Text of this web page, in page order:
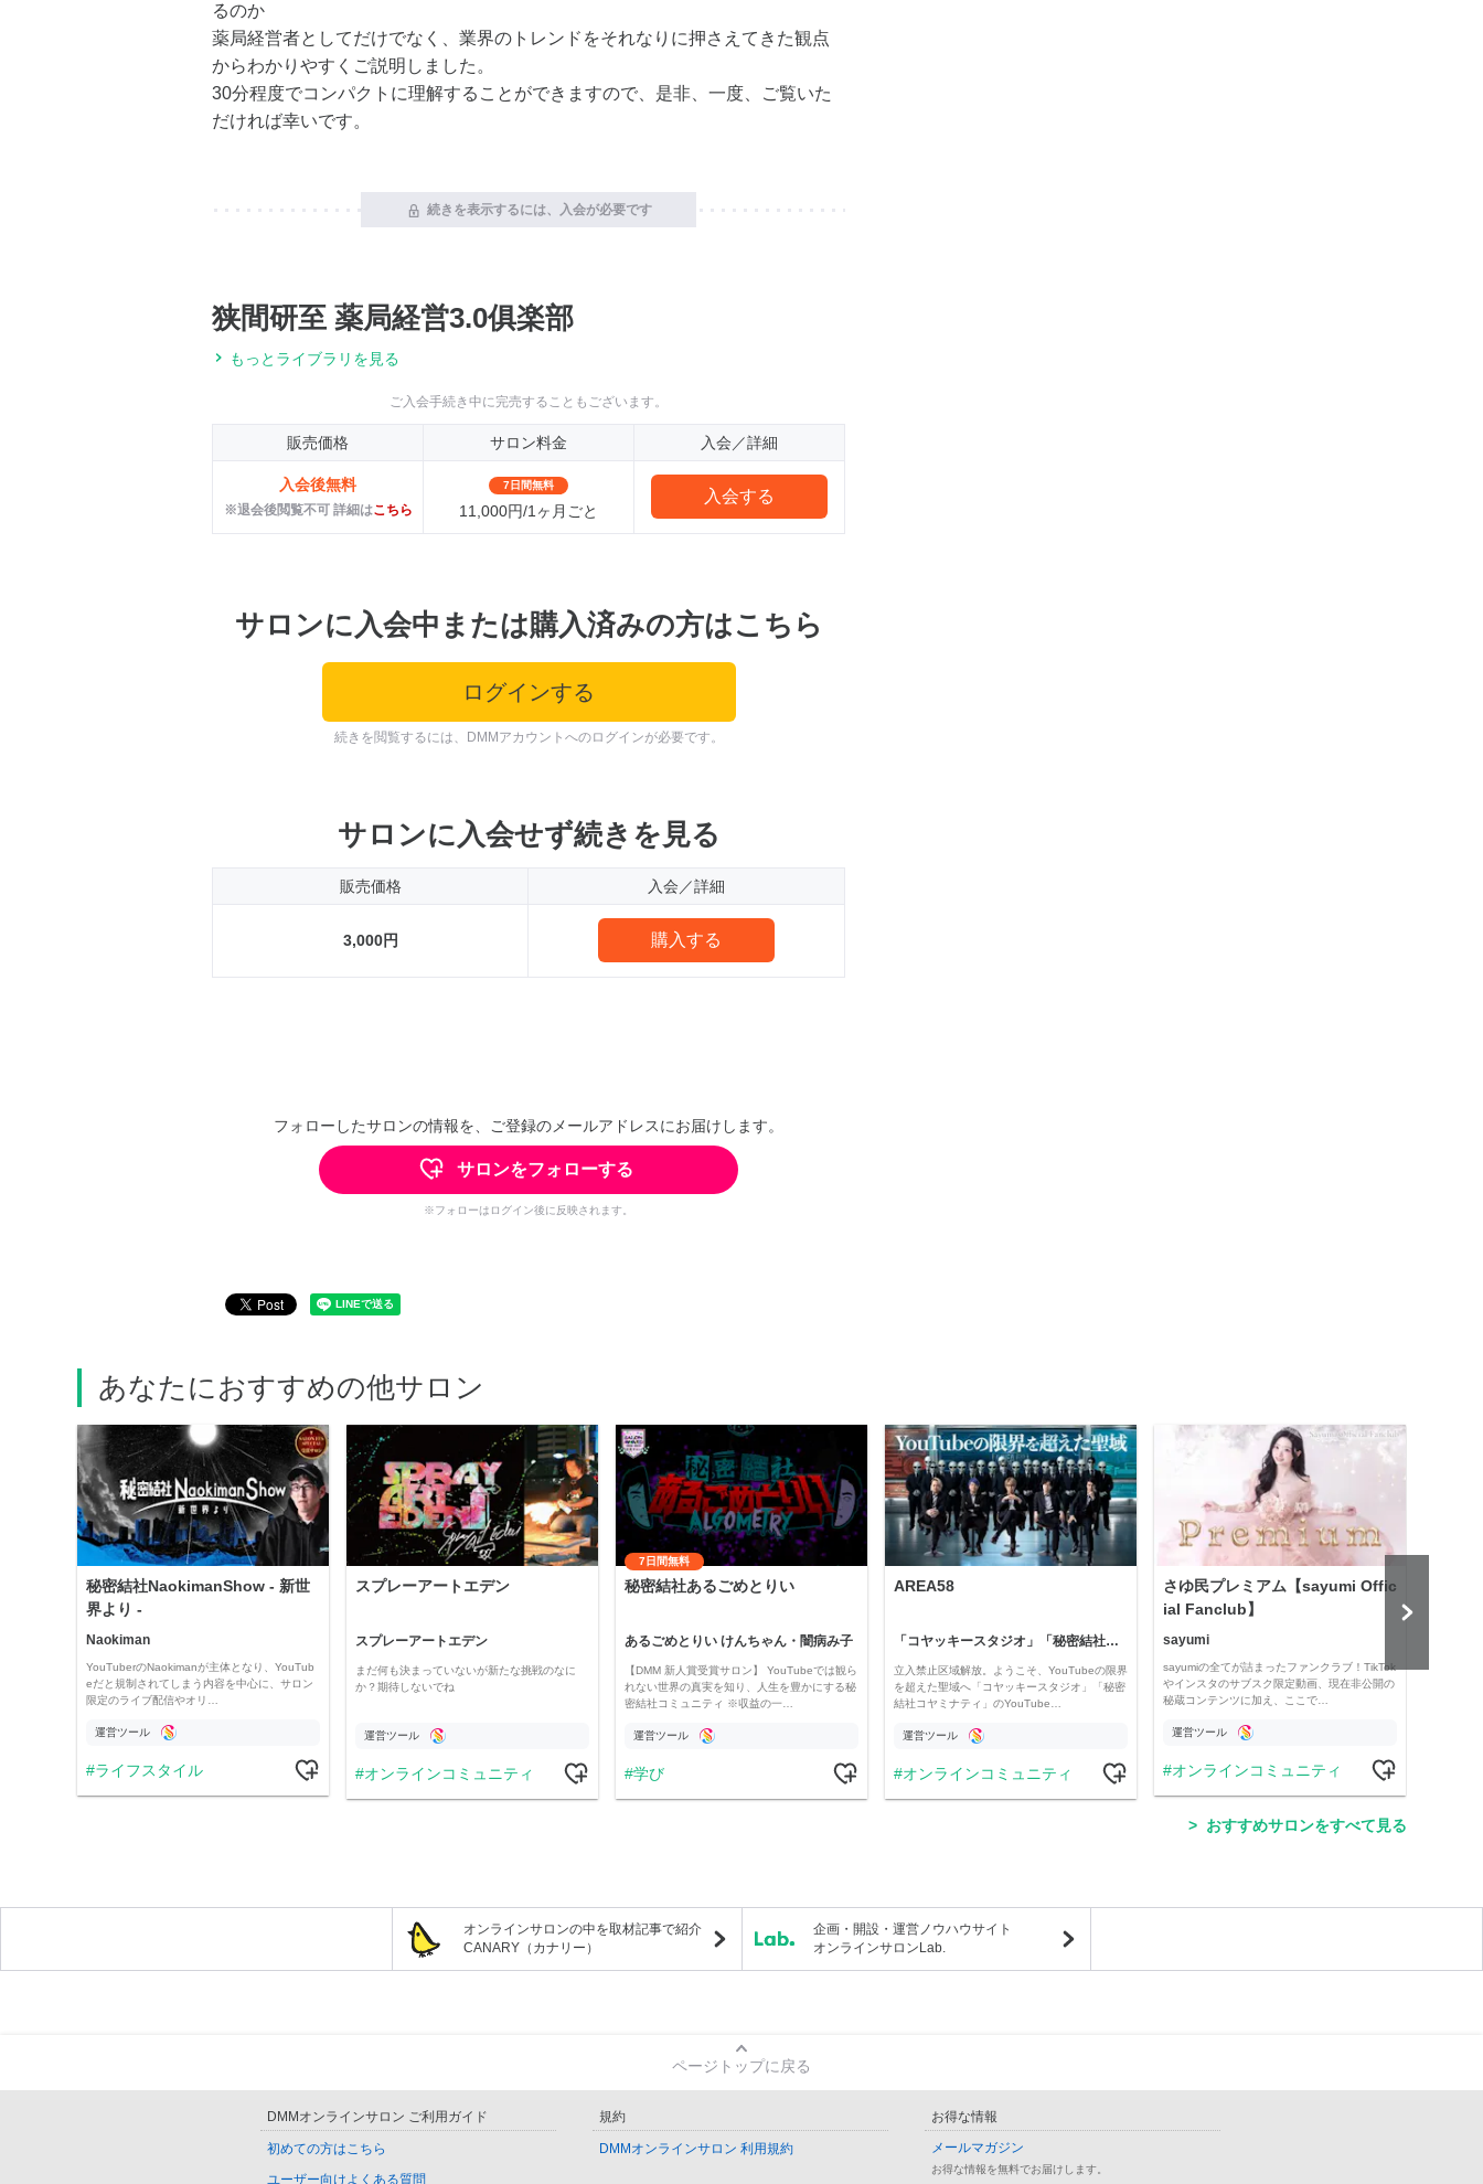
るのか
薬局経営者としてだけでなく、業界のトレンドをそれなりに押さえてきた観点
からわかりやすくご説明しました。
30分程度でコンパクトに理解することができますので、是非、一度、ご覧いた
だければ幸いです。
続きを表示するには、入会が必要です
狭間研至 薬局経営3.0俱楽部
もっとライブラリを見る
ご入会手続き中に完売することもございます。
販売価格 サロン料金 入会／詳細
入会後無料
※退会後閲覧不可 詳細はこちら
7日間無料
11,000円/1ヶ月ごと
入会する
サロンに入会中または購入済みの方はこちら
ログインする
続きを閲覧するには、DMMアカウントへのログインが必要です。
サロンに入会せず続きを見る
販売価格 入会／詳細
3,000円 購入する
フォローしたサロンの情報を、ご登録のメールアドレスにお届けします。
サロンをフォローする
※フォローはログイン後に反映されます。
あなたにおすすめの他サロン
秘密結社NaokimanShow - 新世
界より -
Naokiman
YouTuberのNaokimanが主体となり、YouTub
eだと規制されてしまう内容を中心に、サロン
限定のライブ配信やオリ…
運営ツール
ライフスタイル
スプレーアートエデン
スプレーアートエデン
まだ何も決まっていないが新たな挑戦のなに
か？期待しないでね
運営ツール
オンラインコミュニティ
7日間無料
秘密結社あるごめとりい
あるごめとりい けんちゃん・闇病み子
【DMM 新人賞受賞サロン】 YouTubeでは観ら
れない世界の真実を知り、人生を豊かにする秘
密結社コミュニティ ※収益の一…
運営ツール
学び
AREA58
「コヤッキースタジオ」「秘密結社コヤミナティ」
立入禁止区域解放。ようこそ、YouTubeの限界
を超えた聖域へ「コヤッキースタジオ」「秘密
結社コヤミナティ」のYouTube…
運営ツール
オンラインコミュニティ
さゆ民プレミアム【sayumi Offic
ial Fanclub】
sayumi
sayumiの全てが詰まったファンクラブ！TikTok
やインスタのサブスク限定動画、現在非公開の
秘蔵コンテンツに加え、ここで…
運営ツール
オンラインコミュニティ
おすすめサロンをすべて見る
オンラインサロンの中を取材記事で紹介
CANARY（カナリー）
企画・開設・運営ノウハウサイト
オンラインサロンLab.
ページトップに戻る
DMMオンラインサロン ご利用ガイド
初めての方はこちら
ユーザー向けよくある質問
規約
DMMオンラインサロン 利用規約
お得な情報
メールマガジン
お得な情報を無料でお届けします。